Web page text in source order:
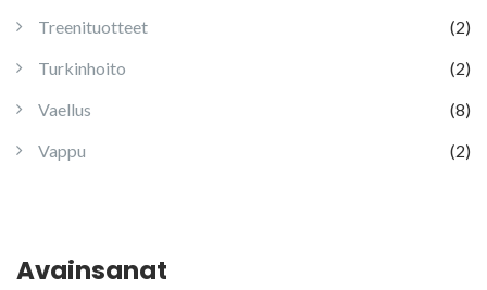
Treenituotteet
(2)
Turkinhoito
(2)
Vaellus
(8)
Vappu
(2)
Avainsanat